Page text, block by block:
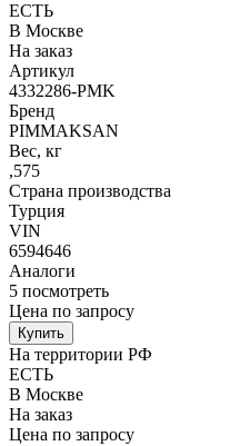
ЕСТЬ
В Москве
На заказ
Артикул
4332286-PMK
Бренд
PIMMAKSAN
Вес, кг
,575
Страна производства
Турция
VIN
6594646
Аналоги
5 посмотреть
Цена по запросу
Купить
На территории РФ
ЕСТЬ
В Москве
На заказ
Цена по запросу